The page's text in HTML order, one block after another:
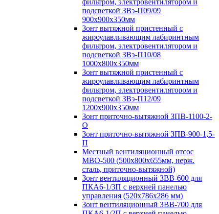
фильтром, электровентилятором и
подсветкой ЗВэ-П09/09
900х900х350мм
Зонт вытяжной пристенный с
жироулавливающим лабиринтным
фильтром, электровентилятором и
подсветкой ЗВэ-П10/08
1000х800х350мм
Зонт вытяжной пристенный с
жироулавливающим лабиринтным
фильтром, электровентилятором и
подсветкой ЗВэ-П12/09
1200х900х350мм
Зонт приточно-вытяжной ЗПВ-1100-2-
О
Зонт приточно-вытяжной ЗПВ-900-1,5-
П
Местный вентиляционный отсос
МВО-500 (500х800х655мм, нерж.
сталь, приточно-вытяжной)
Зонт вентиляционный ЗВВ-600 для
ПКА6-1/3П с верхней панелью
управления (520х786х286 мм)
Зонт вентиляционный ЗВВ-700 для